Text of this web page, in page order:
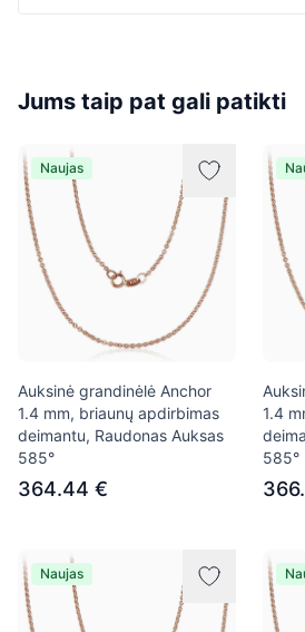
Jums taip pat gali patikti
Naujas
Auksinė grandinėlė Anchor
1.4 mm, briaunų apdirbimas
deimantu, Raudonas Auksas
585°
364.44 €
1.4
585°
Naujas